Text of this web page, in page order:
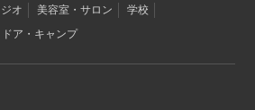
オ
美容室・サロン
学校
ドア・キャンプ